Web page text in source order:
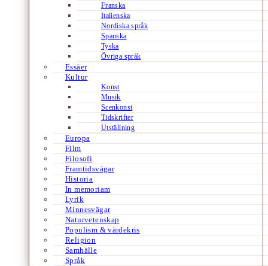
Franska
Italienska
Nordiska språk
Spanska
Tyska
Övriga språk
Essäer
Kultur
Konst
Musik
Scenkonst
Tidskrifter
Utställning
Europa
Film
Filosofi
Framtidsvägar
Historia
In memoriam
Lyrik
Minnesvägar
Naturvetenskap
Populism & värdekris
Religion
Samhälle
Språk